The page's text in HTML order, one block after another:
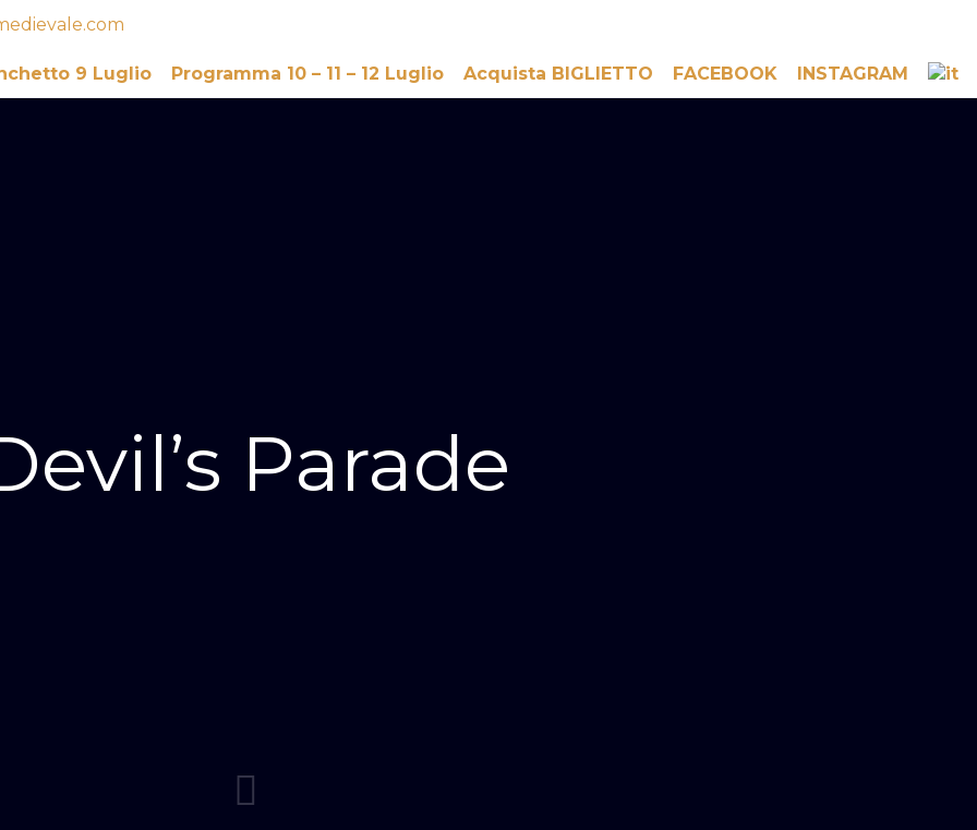
9 Luglio Programma 10 – 11 – 12 Luglio Acquista BIGLIETTO FACEBOOK INSTAGRAM
Parade